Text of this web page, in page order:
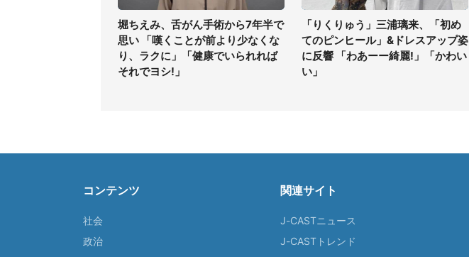
堀ちえみ、舌がん手術から7年半で
思い 「嘆くことが前より少なくな
り、ラクに」「健康でいられれば
それでヨシ!」
「りくりゅう」三浦璃来、「初め
てのピンヒール」&ドレスアップ姿
に反響 「わあーー綺麗!」「かわい
い」
コンテンツ
社会
政治
関連サイト
J-CASTニュース
J-CASTトレンド